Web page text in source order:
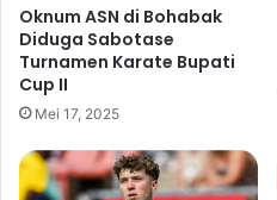
i
k
e
j
a
,
S
r
o
y
e
k
i
N
Oknum ASN di Bohabak
Diduga Sabotase
Turnamen Karate Bupati
Cup II
Mei 17, 2025